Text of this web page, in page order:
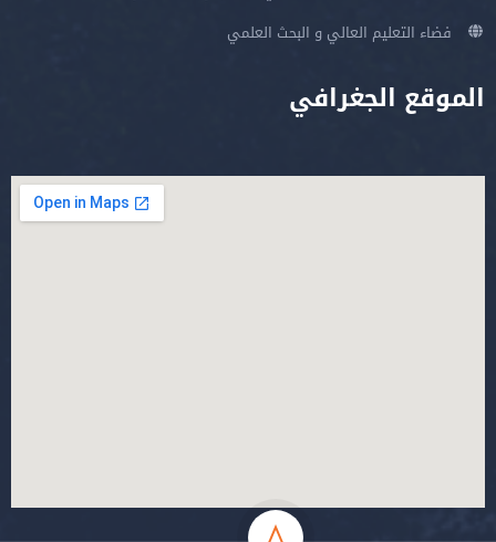
فضاء التعليم العالي و البحث العلمي
الموقع الجغرافي